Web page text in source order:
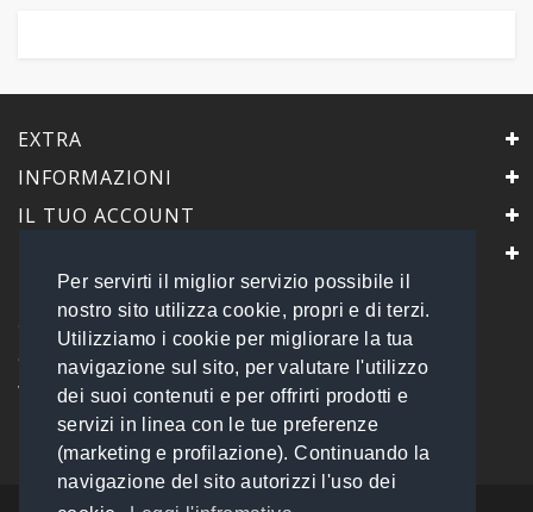
Per servirti il miglior servizio possibile il
nostro sito utilizza cookie, propri e di terzi.
Utilizziamo i cookie per migliorare la tua
navigazione sul sito, per valutare l'utilizzo
dei suoi contenuti e per offrirti prodotti e
servizi in linea con le tue preferenze
(marketing e profilazione). Continuando la
navigazione del sito autorizzi l'uso dei
EXTRA
INFORMAZIONI
IL TUO ACCOUNT
PrimaScelta Point
è un marchio di
Global Service B2B Srls a socio unico
Via Tolemaide, 15 - 00192 Roma
P.IVA 14693851009 REA: RM - 1540057
Tel: 06 45548245
info@primasceltapoint.it